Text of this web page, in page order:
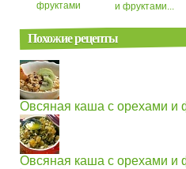
фруктами
и фруктами...
Похожие рецепты
Овсяная каша с орехами и
Овсяная каша с орехами и